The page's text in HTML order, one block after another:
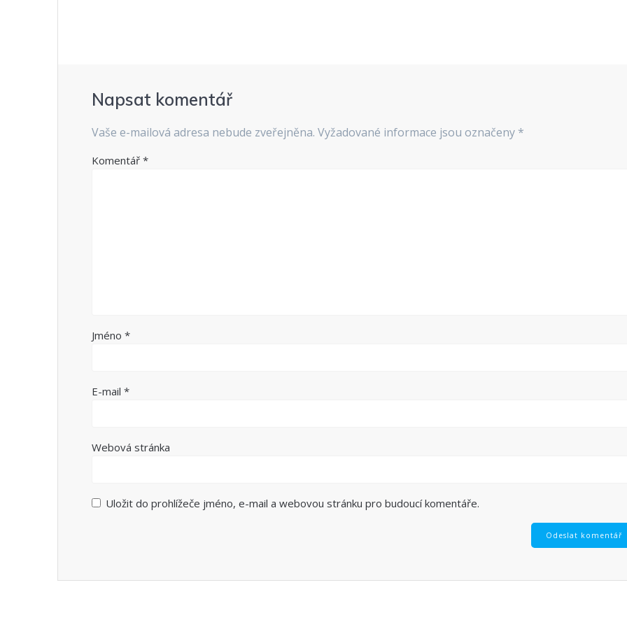
Napsat komentář
Vaše e-mailová adresa nebude zveřejněna. Vyžadované informace jsou označeny *
Komentář*
Jméno*
E-mail*
Webová stránka
Uložit do prohlížeče jméno, e-mail a webovou stránku pro budoucí komentáře.